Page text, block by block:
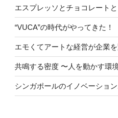
エスプレッソとチョコレート
“VUCA”の時代がやってきた！
エモくてアートな経営が企業を
共鳴する密度 〜人を動かす環
シンガポールのイノベーショ